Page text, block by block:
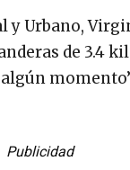
Urbano,
de 3.4
Publicidad